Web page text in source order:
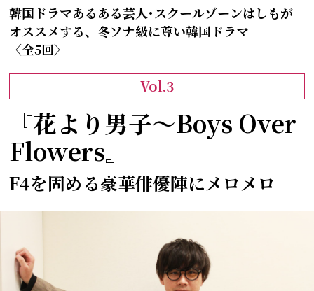
韓国ドラマあるある芸人･スクールゾーンはしもが
オススメする、冬ソナ級に尊い韓国ドラマ
〈全5回〉
Vol.3
『花より男子～Boys Over
Flowers』
F4を固める豪華俳優陣にメロメロ